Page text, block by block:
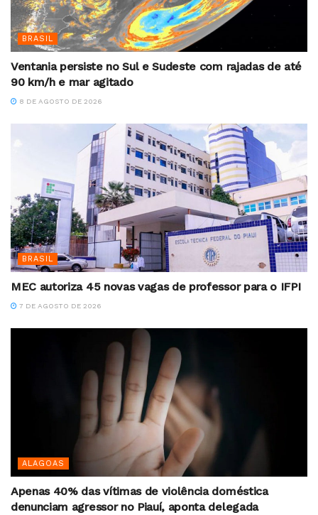
BRASIL
Ventania persiste no Sul e Sudeste com rajadas de até
90 km/h e mar agitado
8 DE AGOSTO DE 2026
BRASIL
MEC autoriza 45 novas vagas de professor para o IFPI
7 DE AGOSTO DE 2026
ALAGOAS
Apenas 40% das vítimas de violência doméstica
denunciam agressor no Piauí, aponta delegada